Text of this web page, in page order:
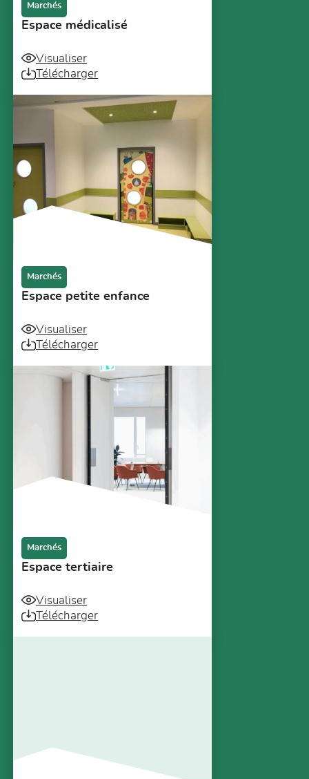
Marchés
Espace médicalisé
Visualiser
Télécharger
Marchés
Espace petite enfance
Visualiser
Télécharger
Marchés
Espace tertiaire
Visualiser
Télécharger